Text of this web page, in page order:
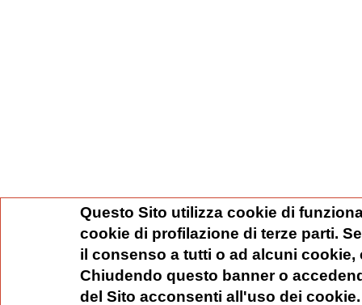
Questo Sito utilizza cookie di
cookie di profilazione di terze parti.
il consenso a tutti o ad alcuni
Chiudendo questo banner o
del Sito acconsenti all'uso dei cookie.